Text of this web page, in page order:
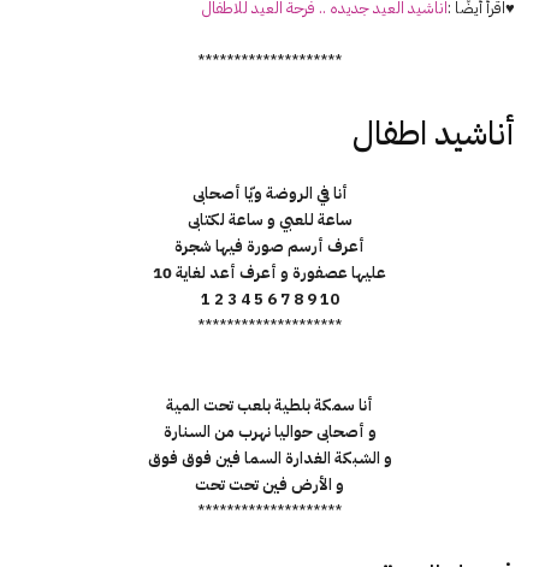
♥اقرأ أيضًا :اناشيد العيد جديده .. فرحة العيد للاطفال
********************
أناشيد اطفال
أنا في الروضة ويّا أصحابى
ساعة للعبي و ساعة لكتابى
أعرف أرسم صورة فيها شجرة
عليها عصفورة و أعرف أعد لغاية 10
1 2 3 4 5 6 7 8 9 10
********************
أنا سمكة بلطية بلعب تحت المية
و أصحابى حواليا نهرب من السنارة
و الشبكة الغدارة السما فين فوق فوق
و الأرض فين تحت تحت
********************